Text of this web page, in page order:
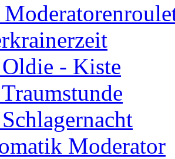
- Kiste
Moderator